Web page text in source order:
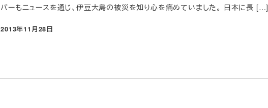
バーもニュースを通じ、伊豆大島の被災を知り心を痛めていました。 日本に長 […]
投稿日
2013年11月28日